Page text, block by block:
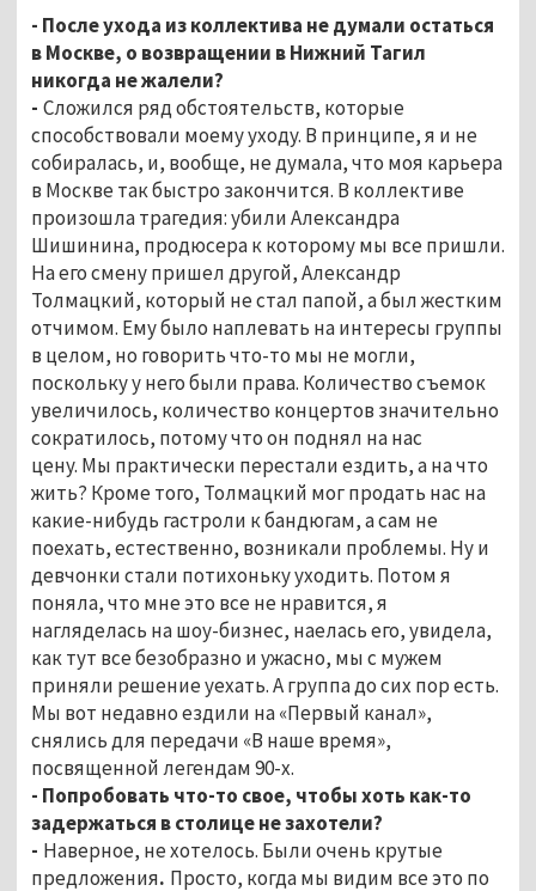
- После ухода из коллектива не думали остаться
в Москве, о возвращении в Нижний Тагил
никогда не жалели?
- Сложился ряд обстоятельств, которые
способствовали моему уходу. В принципе, я и не
собиралась, и, вообще, не думала, что моя карьера
в Москве так быстро закончится. В коллективе
произошла трагедия: убили Александра
Шишинина, продюсера к которому мы все пришли.
На его смену пришел другой, Александр
Толмацкий, который не стал папой, а был жестким
отчимом. Ему было наплевать на интересы группы
в целом, но говорить что-то мы не могли,
поскольку у него были права. Количество съемок
увеличилось, количество концертов значительно
сократилось, потому что он поднял на нас
цену. Мы практически перестали ездить, а на что
жить? Кроме того, Толмацкий мог продать нас на
какие-нибудь гастроли к бандюгам, а сам не
поехать, естественно, возникали проблемы. Ну и
девчонки стали потихоньку уходить. Потом я
поняла, что мне это все не нравится, я
нагляделась на шоу-бизнес, наелась его, увидела,
как тут все безобразно и ужасно, мы с мужем
приняли решение уехать. А группа до сих пор есть.
Мы вот недавно ездили на «Первый канал»,
снялись для передачи «В наше время»,
посвященной легендам 90-х.
- Попробовать что-то свое, чтобы хоть как-то
задержаться в столице не захотели?
- Наверное, не хотелось. Были очень крутые
предложения. Просто, когда мы видим все это по